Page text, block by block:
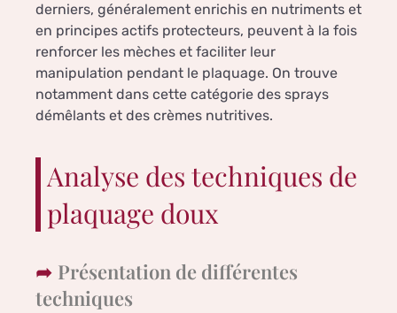
derniers, généralement enrichis en nutriments et
en principes actifs protecteurs, peuvent à la fois
renforcer les mèches et faciliter leur
manipulation pendant le plaquage. On trouve
notamment dans cette catégorie des sprays
démêlants et des crèmes nutritives.
Analyse des techniques de
plaquage doux
Présentation de différentes
techniques